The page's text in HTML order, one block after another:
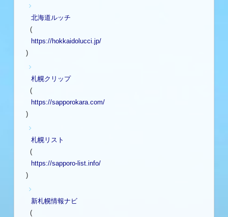
北海道ルッチ
(
https://hokkaidolucci.jp/
)
札幌クリップ
(
https://sapporokara.com/
)
札幌リスト
(
https://sapporo-list.info/
)
新札幌情報ナビ
(